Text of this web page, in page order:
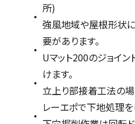
所)
強風地域や屋根形状
要があります。
Uマット200のジョイ
けます。
立上り部接着工法の場
レーエポで下地処理を